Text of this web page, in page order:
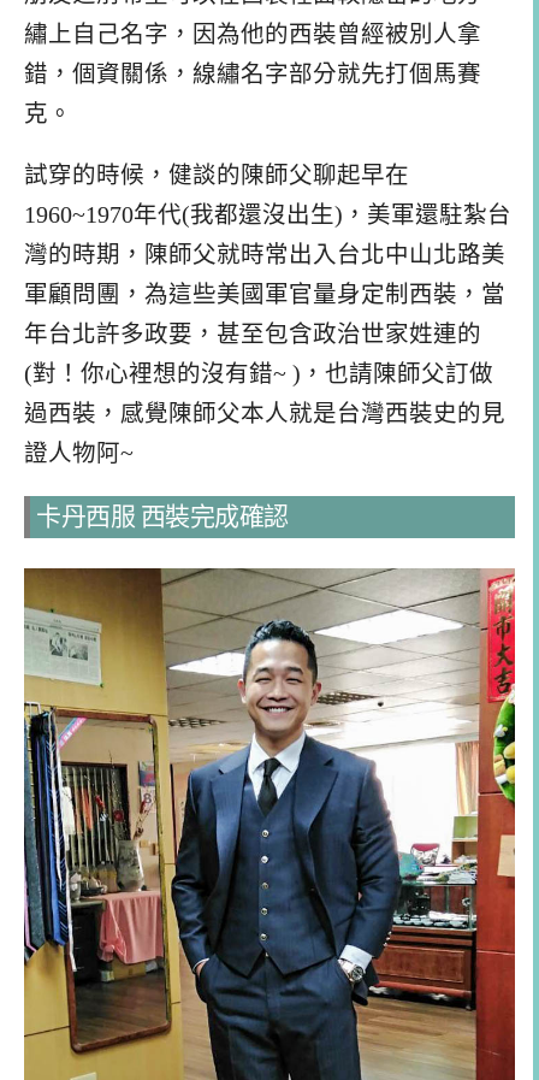
繡上自己名字，因為他的西裝曾經被別人拿
錯，個資關係，線繡名字部分就先打個馬賽
克。
試穿的時候，健談的陳師父聊起早在
1960~1970年代(我都還沒出生)，美軍還駐紮台
灣的時期，陳師父就時常出入台北中山北路美
軍顧問團，為這些美國軍官量身定制西裝，當
年台北許多政要，甚至包含政治世家姓連的
(對！你心裡想的沒有錯~ )，也請陳師父訂做
過西裝，感覺陳師父本人就是台灣西裝史的見
證人物阿~
卡丹西服 西裝完成確認